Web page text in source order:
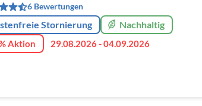
6 Bewertungen
Stornierung Nachhaltig
Aktion 29.08.2026 - 04.09.2026